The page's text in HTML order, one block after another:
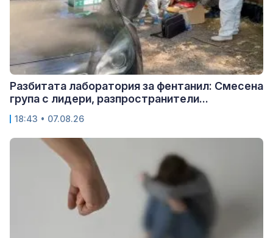
Разбитата лаборатория за фентанил: Смесена
група с лидери, разпространители...
18:43 • 07.08.26